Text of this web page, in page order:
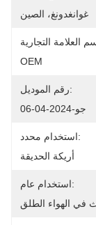
غوانغدونغ، الصين
OEM
رقم الموديل:
جو-2024-04-06
استخدام محدد:
أريكة الحديقة
استخدام عام:
في الهواء الطلق